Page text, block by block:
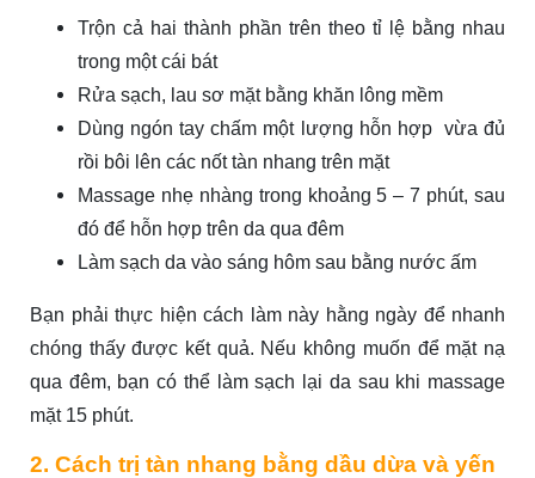
Trộn cả hai thành phần trên theo tỉ lệ bằng nhau
trong một cái bát
Rửa sạch, lau sơ mặt bằng khăn lông mềm
Dùng ngón tay chấm một lượng hỗn hợp vừa đủ
rồi bôi lên các nốt tàn nhang trên mặt
Massage nhẹ nhàng trong khoảng 5 – 7 phút, sau
đó để hỗn hợp trên da qua đêm
Làm sạch da vào sáng hôm sau bằng nước ấm
Bạn phải thực hiện cách làm này hằng ngày để nhanh
chóng thấy được kết quả. Nếu không muốn để mặt nạ
qua đêm, bạn có thể làm sạch lại da sau khi massage
mặt 15 phút.
2. Cách trị tàn nhang bằng dầu dừa và yến